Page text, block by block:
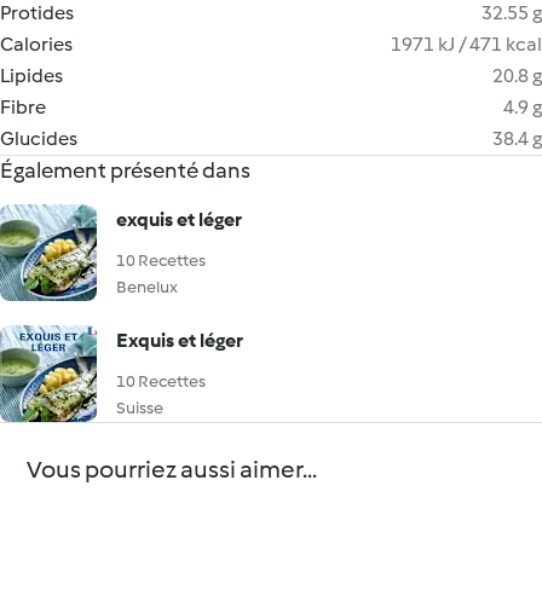
Protides
32.55 g
Calories
1971 kJ / 471 kcal
Lipides
20.8 g
Fibre
4.9 g
Glucides
38.4 g
Également présenté dans
exquis et léger
10 Recettes
Benelux
Exquis et léger
10 Recettes
Suisse
Vous pourriez aussi aimer...